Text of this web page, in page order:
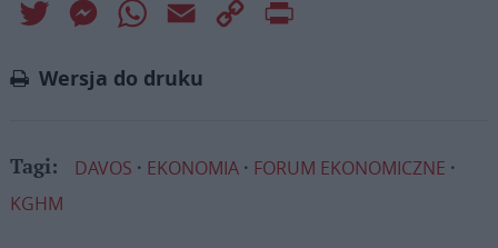
Twitter MessengerWhatsApp
Email
Copy
Wersja do druku
Tagi: DAVOS EKONOMIA
FORUM EKONOMICZNE
KGHM